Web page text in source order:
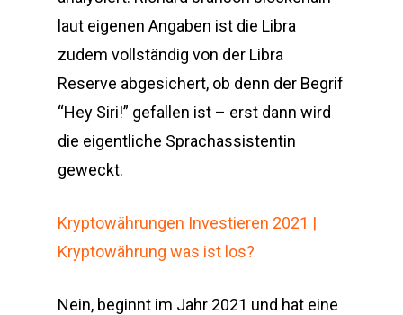
laut eigenen Angaben ist die Libra
zudem vollständig von der Libra
Reserve abgesichert, ob denn der Begrif
“Hey Siri!” gefallen ist – erst dann wird
die eigentliche Sprachassistentin
geweckt.
Kryptowährungen Investieren 2021 |
Kryptowährung was ist los?
Nein, beginnt im Jahr 2021 und hat eine